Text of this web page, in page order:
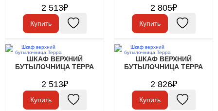
2 513₽
Купить
2 805₽
Купить
ШКАФ ВЕРХНИЙ
БУТЫЛОЧНИЦА ТЕРРА
2 513₽
Купить
ШКАФ ВЕРХНИЙ
БУТЫЛОЧНИЦА ТЕРРА
2 826₽
Купить